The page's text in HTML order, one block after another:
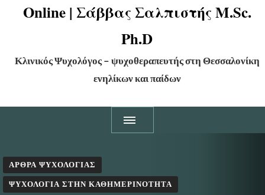
Online | Σάββας Σαλπιστής M.Sc.
Ph.D
Κλινικός Ψυχολόγος – ψυχοθεραπευτής στη Θεσσαλονίκη
ενηλίκων και παίδων
ΆΡΘΡΑ ΨΥΧΟΛΟΓΊΑΣ
ΨΥΧΟΛΟΓΊΑ ΣΤΗΝ ΚΑΘΗΜΕΡΙΝΌΤΗΤΑ